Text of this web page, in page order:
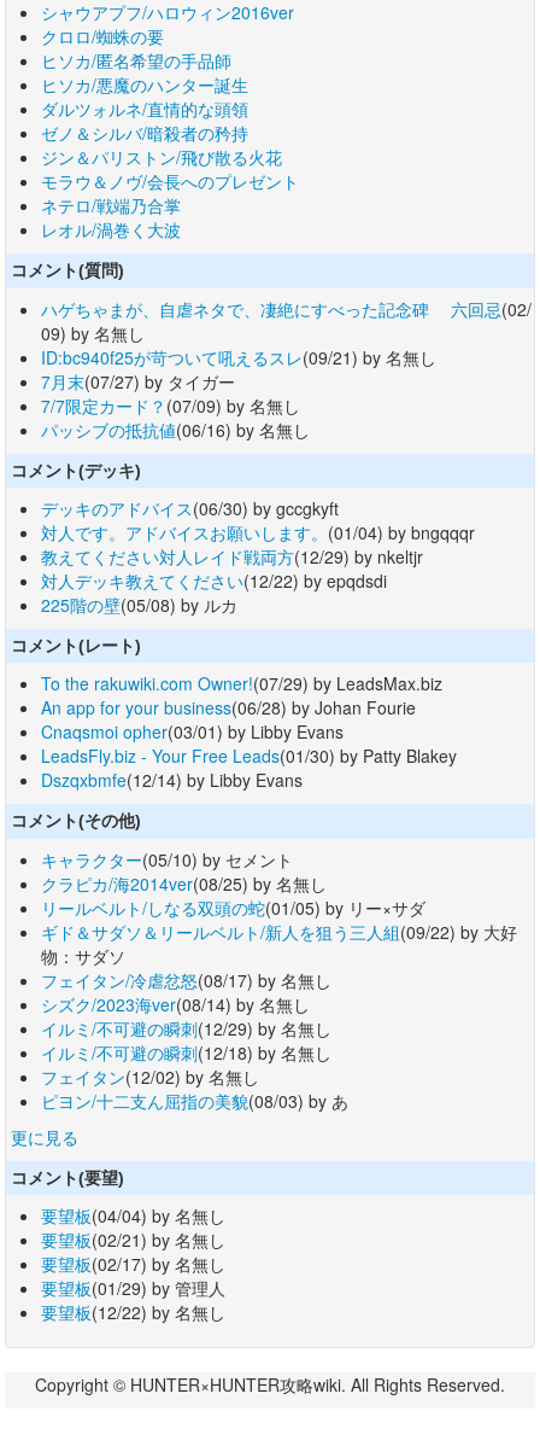
シャウアプフ/ハロウィン2016ver
クロロ/蜘蛛の要
ヒソカ/匿名希望の手品師
ヒソカ/悪魔のハンター誕生
ダルツォルネ/直情的な頭領
ゼノ＆シルバ/暗殺者の矜持
ジン＆パリストン/飛び散る火花
モラウ＆ノヴ/会長へのプレゼント
ネテロ/戦端乃合掌
レオル/渦巻く大波
コメント(質問)
ハゲちゃまが、自虐ネタで、凄絶にすべった記念碑 六回忌(02/
09) by 名無し
ID:bc940f25が苛ついて吼えるスレ(09/21) by 名無し
7月末(07/27) by タイガー
7/7限定カード？ (07/09) by 名無し
パッシブの抵抗値(06/16) by 名無し
コメント(デッキ)
デッキのアドバイス(06/30) by gccgkyft
対人です。アドバイスお願いします。 (01/04) by bngqqqr
教えてください対人レイド戦両方(12/29) by nkeltjr
対人デッキ教えてください(12/22) by epqdsdi
225階の壁(05/08) by ルカ
コメント(レート)
To the rakuwiki.com Owner!(07/29) by LeadsMax.biz
An app for your business(06/28) by Johan Fourie
Cnaqsmoi opher(03/01) by Libby Evans
LeadsFly.biz - Your Free Leads(01/30) by Patty Blakey
Dszqxbmfe(12/14) by Libby Evans
コメント(その他)
キャラクター(05/10) by セメント
クラピカ/海2014ver(08/25) by 名無し
リールベルト/しなる双頭の蛇(01/05) by リー×サダ
ギド＆サダソ＆リールベルト/新人を狙う三人組(09/22) by 大好
物：サダソ
フェイタン/冷虐忿怒(08/17) by 名無し
シズク/2023海ver(08/14) by 名無し
イルミ/不可避の瞬刺(12/29) by 名無し
イルミ/不可避の瞬刺(12/18) by 名無し
フェイタン(12/02) by 名無し
ピヨン/十二支ん屈指の美貌(08/03) by あ
更に見る
コメント(要望)
要望板(04/04) by 名無し
要望板(02/21) by 名無し
要望板(02/17) by 名無し
要望板(01/29) by 管理人
要望板(12/22) by 名無し
Copyright © HUNTER×HUNTER攻略wiki. All Rights Reserved.